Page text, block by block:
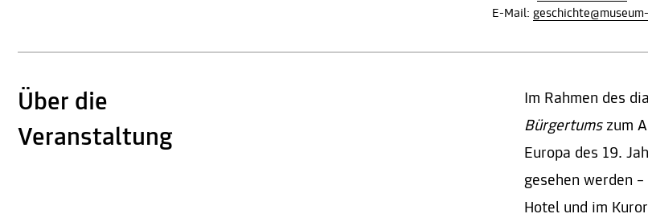
E-Mail:
Über die
Veranstaltung
Im Rahmen des
Bürgertumszum
Europa des 19.
gesehen werden
Hotel und im